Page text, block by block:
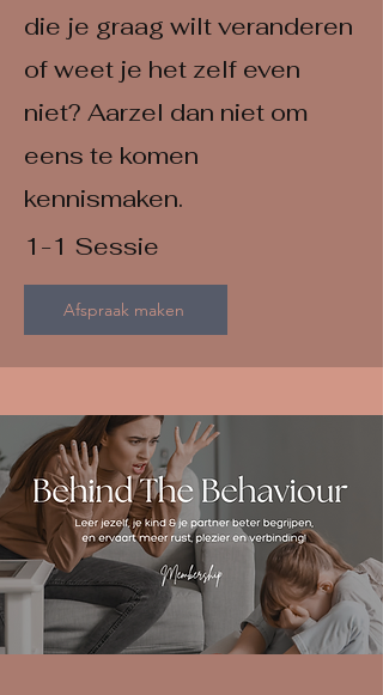
die je graag wilt veranderen
of weet je het zelf even
niet? Aarzel dan niet om
eens te komen
kennismaken.
1-1 Sessie
Afspraak maken